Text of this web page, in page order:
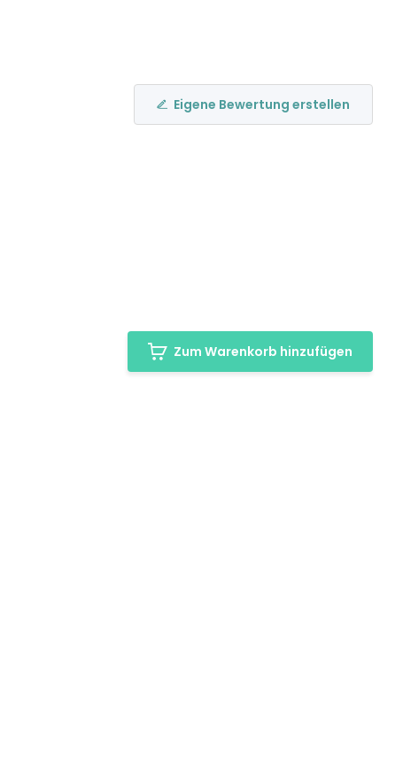
Eigene Bewertung erstellen
Zum Warenkorb hinzufügen